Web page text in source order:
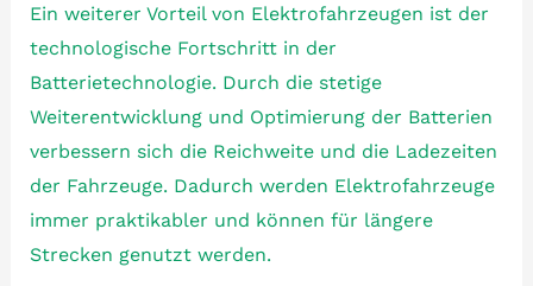
Ein weiterer Vorteil von Elektrofahrzeugen ist der
technologische Fortschritt in der
Batterietechnologie. Durch die stetige
Weiterentwicklung und Optimierung der Batterien
verbessern sich die Reichweite und die Ladezeiten
der Fahrzeuge. Dadurch werden Elektrofahrzeuge
immer praktikabler und können für längere
Strecken genutzt werden.